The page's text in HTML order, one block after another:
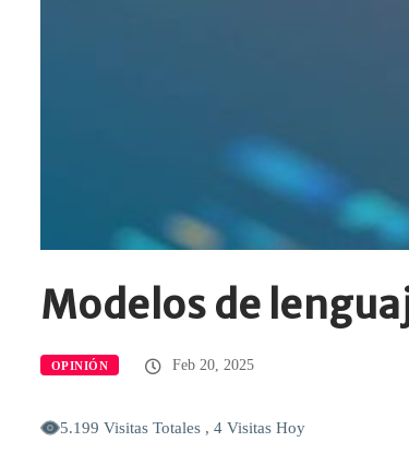
Modelos de
OPINIÓN Feb 20, 2025
5.199 Visitas Totales , 4 Visitas Hoy